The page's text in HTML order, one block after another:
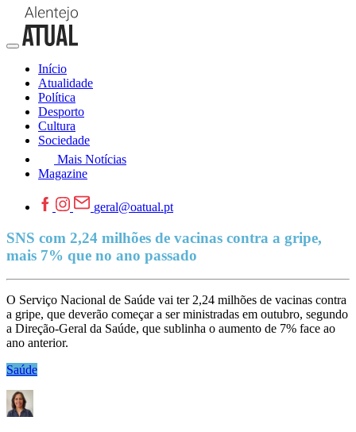
Início
Atualidade
Política
Desporto
Cultura
Sociedade
Mais Notícias
Magazine
geral@oatual.pt
SNS com 2,24 milhões de vacinas contra a gripe,
mais 7% que no ano passado
O Serviço Nacional de Saúde vai ter 2,24 milhões de vacinas contra
a gripe, que deverão começar a ser ministradas em outubro, segundo
a Direção-Geral da Saúde, que sublinha o aumento de 7% face ao
ano anterior.
Saúde